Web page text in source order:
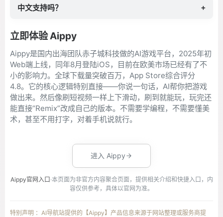
中文支持吗？ +
立即体验 Aippy
Aippy是国内出海团队赤子城科技做的AI游戏平台，2025年初
Web端上线，同年8月登陆iOS，目前在欧美市场已经有了不
小的影响力。全球下载量突破百万，App Store综合评分
4.8。它的核心逻辑特别直接——你说一句话，AI帮你把游戏
做出来。然后像刷短视频一样上下滑动，刷到就能玩，玩完还
能直接“Remix”改成自己的版本。不需要学编程，不需要懂美
术，甚至不用打字，对着手机说就行。
进入 Aippy
Aippy官网入口 ·本页面为非官方内容聚合页面，提供相关介绍和快捷入口，内
容仅供参考，具体以官网为准。
特别声明 ：AI导航站提供的【Aippy】产品信息来源于网站整理或服务商提